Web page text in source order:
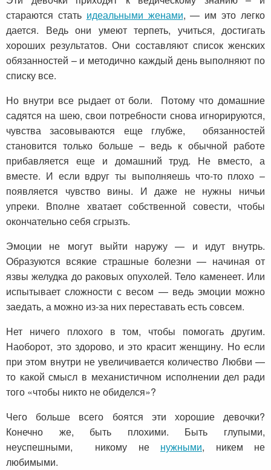
стараются стать идеальными женами, — им это легко
дается. Ведь они умеют терпеть, учиться, достигать
хороших результатов. Они составляют список женских
обязанностей – и методично каждый день выполняют по
списку все.
Но внутри все рыдает от боли. Потому что домашние
садятся на шею, свои потребности снова игнорируются,
чувства засовываются еще глубже, обязанностей
становится только больше – ведь к обычной работе
прибавляется еще и домашний труд. Не вместо, а
вместе. И если вдруг ты выполняешь что-то плохо –
появляется чувство вины. И даже не нужны ничьи
упреки. Вполне хватает собственной совести, чтобы
окончательно себя сгрызть.
Эмоции не могут выйти наружу — и идут внутрь.
Образуются всякие страшные болезни — начиная от
язвы желудка до раковых опухолей. Тело каменеет. Или
испытывает сложности с весом — ведь эмоции можно
заедать, а можно из-за них переставать есть совсем.
Нет ничего плохого в том, чтобы помогать другим.
Наоборот, это здорово, и это красит женщину. Но если
при этом внутри не увеличивается количество Любви —
то какой смысл в механистичном исполнении дел ради
того «чтобы никто не обиделся»?
Чего больше всего боятся эти хорошие девочки?
Конечно же, быть плохими. Быть глупыми,
неуспешными, никому не нужными, никем не
любимыми.